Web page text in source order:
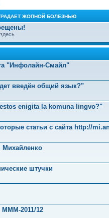
ЖОПНОЙ БОЛЕЗНЬЮ
"Инфолайн-Смайл"
введён общий язык?"
enigita la komuna lingvo?"
статьи с сайта http://
Михайленко
штучки
2011/12